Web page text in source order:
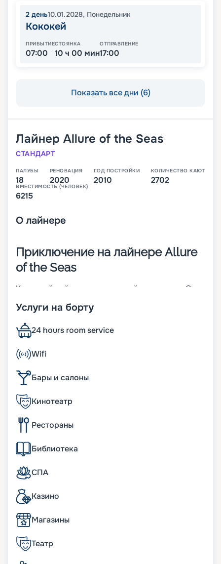
2 день10.01.2028, Понедельник
Кококей
ПРИБЫТИЕ
07:00
СТОЯНКА
10 ч 00 мин
ОТПРАВЛЕНИЕ
17:00
Показать все дни (6)
Лайнер Allure of the Seas
СТАНДАРТ
ПАЛУБЫ
18
РЕНОВАЦИЯ
2020
ГОД ПОСТРОЙКИ
2010
КОЛИЧЕСТВО КАЮТ
2702
ВМЕСТИМОСТЬ (ЧЕЛОВЕК)
6215
О лайнере
Приключение на лайнере Allure
of the Seas
Круизный лайнер, построенный в 2010 году. Он
частью класса Oasis-class – самого крупного
метра, а ширину 66 метров. В распоряжении
гостей 18 палуб, на которых расположено 2742
каюты с возможным размещением 6780
пассажиров. На борту лайнера есть:
видовыми шоу и акробатическими
выступлениями;
• парк под отрытым небом, где можно увидеть
красивые растения;
• симулятор серфинга для любителей
экстремальных приключений;
понравится проводить время взрослым и детям.
Также множество других развлекательных
мероприятий и услуг.
Развлечения на борту
широкую конструкцию в целых 65 метров. Она
создает просторную площадь для отдыха и
развлечений пассажиров. Например,
«Променад» и «Центральный парк» с живыми
растениями и деревьями.
Услуги на борту
24 hours room service
Wifi
Бары и салоны
Кинотеатр
Рестораны
Библиотека
СПА
Казино
Магазины
Театр